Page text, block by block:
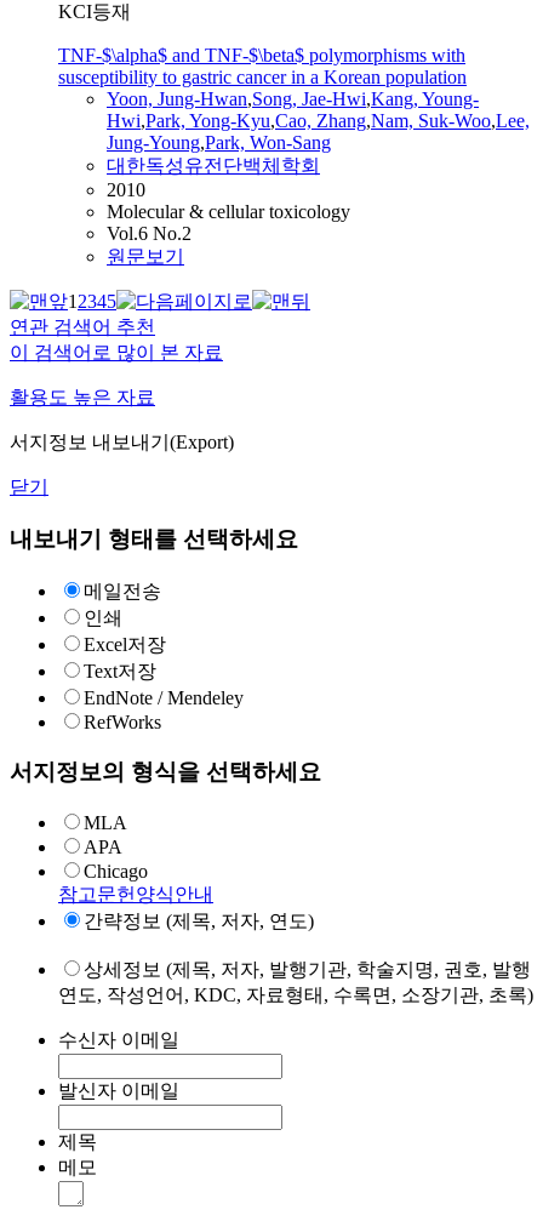
KCI등재
TNF-$\alpha$ and TNF-$\beta$ polymorphisms with
susceptibility to gastric cancer in a Korean population
Yoon, Jung-Hwan,Song, Jae-Hwi,Kang, Young-
Hwi,Park, Yong-Kyu,Cao, Zhang,Nam, Suk-Woo,Lee,
Jung-Young,Park, Won-Sang
대한독성유전단백체학회
2010
Molecular & cellular toxicology
Vol.6 No.2
원문보기
12345
연관 검색어 추천
이 검색어로 많이 본 자료
활용도 높은 자료
서지정보 내보내기(Export)
닫기
내보내기 형태를 선택하세요
메일전송
인쇄
Excel저장
Text저장
EndNote / Mendeley
RefWorks
서지정보의 형식을 선택하세요
MLA
APA
Chicago
참고문헌양식안내
간략정보 (제목, 저자, 연도)
상세정보 (제목, 저자, 발행기관, 학술지명, 권호, 발행
연도, 작성언어, KDC, 자료형태, 수록면, 소장기관, 초록)
수신자 이메일
발신자 이메일
제목
메모